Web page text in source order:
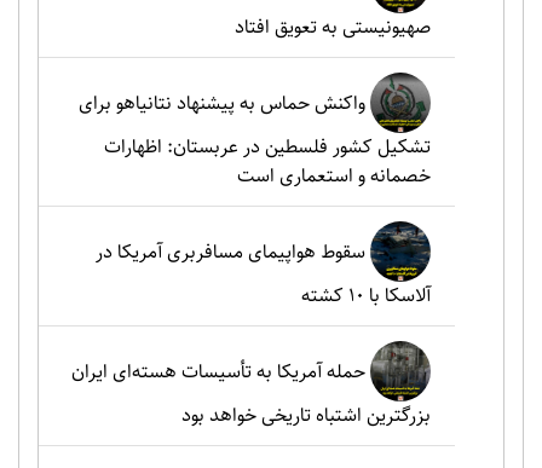
صهیونیستی به تعویق افتاد
واکنش حماس به پیشنهاد نتانیاهو برای
تشکیل کشور فلسطین در عربستان: اظهارات
خصمانه و استعماری است
سقوط هواپیمای مسافربری آمریکا در
آلاسکا با ۱۰ کشته
حمله آمریکا به تأسیسات هسته‌ای ایران
بزرگترین اشتباه تاریخی خواهد بود